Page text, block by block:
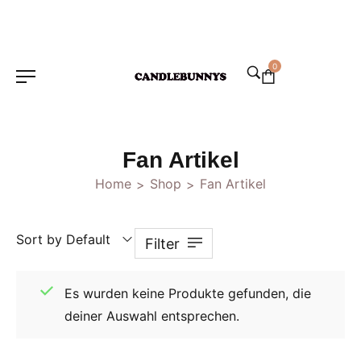
0
Fan Artikel
Home > Shop > Fan Artikel
Sort by Default Filter
Es wurden keine Produkte gefunden, die
deiner Auswahl entsprechen.